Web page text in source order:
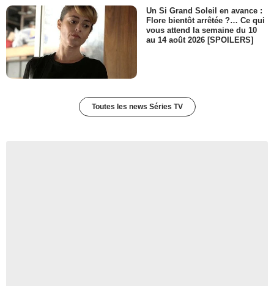
Un Si Grand Soleil en avance :
Flore bientôt arrêtée ?… Ce qui
vous attend la semaine du 10
au 14 août 2026 [SPOILERS]
Toutes les news Séries TV